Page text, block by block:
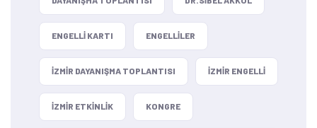
ENGELLI KARTI ENGELLILER
IZMIR DAYANIŞMA TOPLANTISI IZMIR ENGELLI
IZMIR ETKINLIK KONGRE